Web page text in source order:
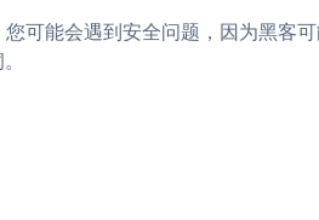
可能会遇到安全问题，因为黑客